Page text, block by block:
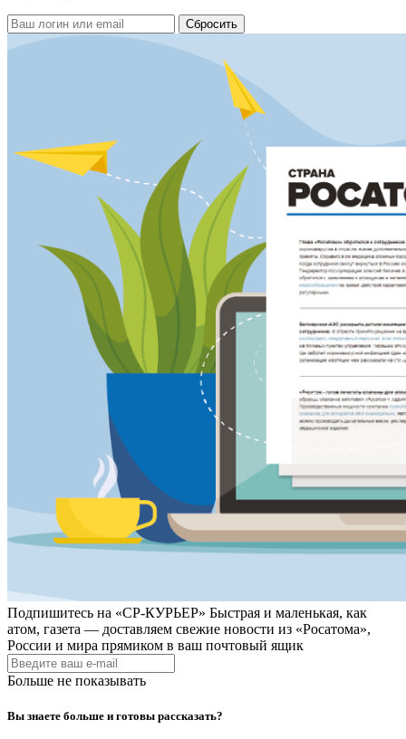
Подпишитесь на «СР-КУРЬЕР» Быстрая и маленькая, как
атом, газета — доставляем свежие новости из «Росатома»,
России и мира прямиком в ваш почтовый ящик
Больше не показывать
Вы знаете больше и готовы рассказать?